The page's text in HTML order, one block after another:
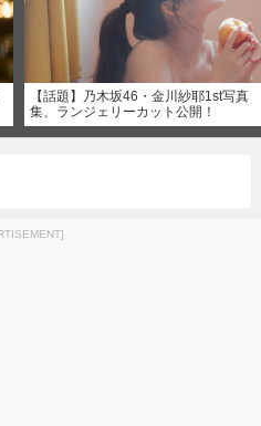
【話題】乃木坂46・金川紗耶1st写真
集、ランジェリーカット公開！